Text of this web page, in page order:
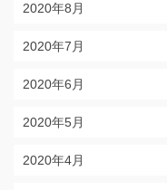
2020年8月
2020年7月
2020年6月
2020年5月
2020年4月